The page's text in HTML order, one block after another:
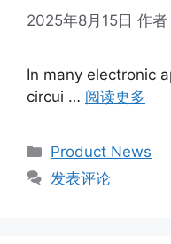
2025年8月15日 作者
In many electronic
circui … 阅读更多
Product News
发表评论